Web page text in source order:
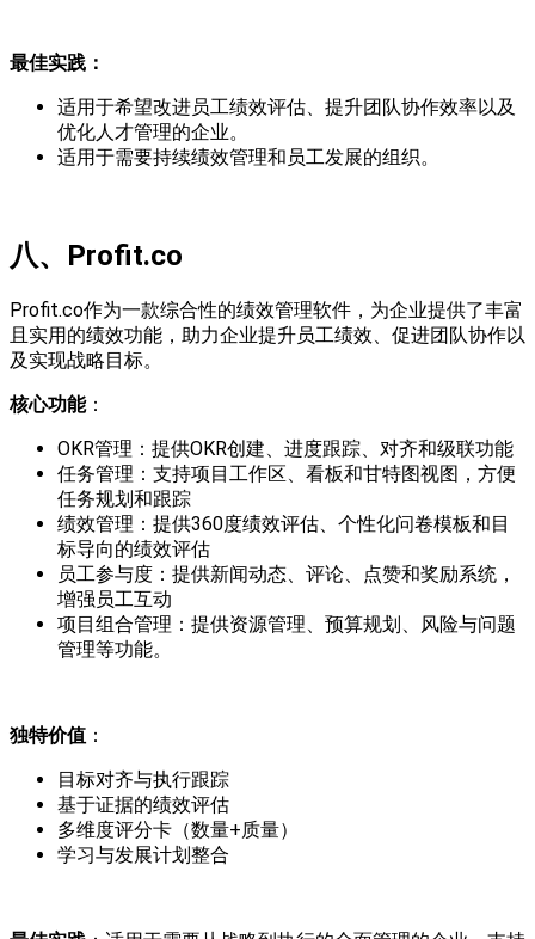
最佳实践：
适用于希望改进员工绩效评估、提升团队协作效率以及
优化人才管理的企业。
适用于需要持续绩效管理和员工发展的组织。
八、 Profit.co
Profit.co作为一款综合性的绩效管理软件，为企业提供了丰富
且实用的绩效功能，助力企业提升员工绩效、促进团队协作以
及实现战略目标。
核心功能：
OKR管理：提供OKR创建、进度跟踪、对齐和级联功能
任务管理：支持项目工作区、看板和甘特图视图，方便
任务规划和跟踪
绩效管理：提供360度绩效评估、个性化问卷模板和目
标导向的绩效评估
员工参与度：提供新闻动态、评论、点赞和奖励系统，
增强员工互动
项目组合管理：提供资源管理、预算规划、风险与问题
管理等功能。
独特价值 ：
目标对齐与执行跟踪
基于证据的绩效评估
多维度评分卡（数量+质量）
学习与发展计划整合